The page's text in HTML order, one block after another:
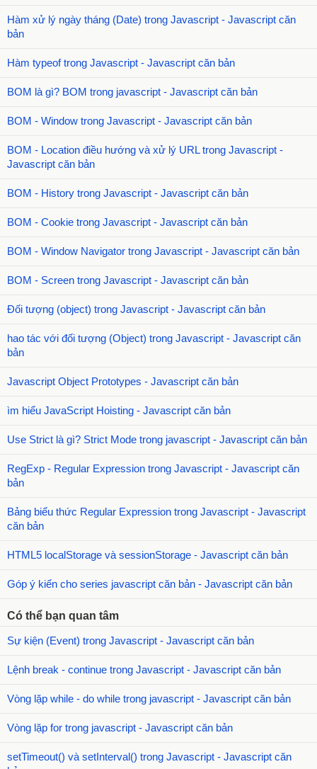
Hàm xử lý ngày tháng (Date) trong Javascript - Javascript căn
bản
Hàm typeof trong Javascript - Javascript căn bản
BOM là gì? BOM trong javascript - Javascript căn bản
BOM - Window trong Javascript - Javascript căn bản
BOM - Location điều hướng và xử lý URL trong Javascript -
Javascript căn bản
BOM - History trong Javascript - Javascript căn bản
BOM - Cookie trong Javascript - Javascript căn bản
BOM - Window Navigator trong Javascript - Javascript căn bản
BOM - Screen trong Javascript - Javascript căn bản
Đối tượng (object) trong Javascript - Javascript căn bản
hao tác với đối tượng (Object) trong Javascript - Javascript căn
bản
Javascript Object Prototypes - Javascript căn bản
ìm hiểu JavaScript Hoisting - Javascript căn bản
Use Strict là gì? Strict Mode trong javascript - Javascript căn bản
RegExp - Regular Expression trong Javascript - Javascript căn
bản
Bảng biểu thức Regular Expression trong Javascript - Javascript
căn bản
HTML5 localStorage và sessionStorage - Javascript căn bản
Góp ý kiến cho series javascript căn bản - Javascript căn bản
Có thể bạn quan tâm
Sự kiện (Event) trong Javascript - Javascript căn bản
Lệnh break - continue trong Javascript - Javascript căn bản
Vòng lặp while - do while trong javascript - Javascript căn bản
Vòng lặp for trong javascript - Javascript căn bản
setTimeout() và setInterval() trong Javascript - Javascript căn